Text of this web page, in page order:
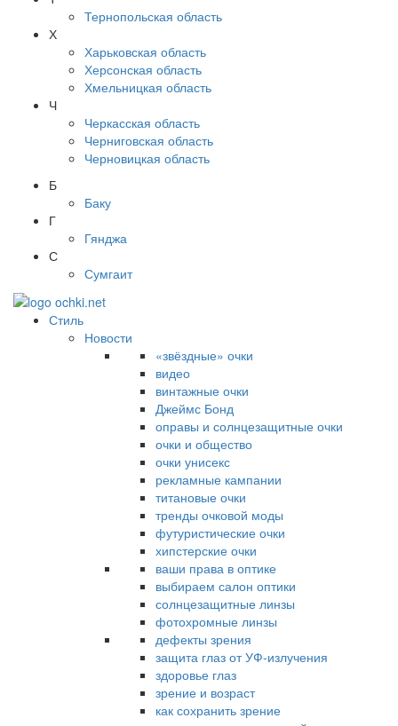
Тернопольская область
Х
Харьковская область
Херсонская область
Хмельницкая область
Ч
Черкасская область
Черниговская область
Черновицкая область
Б
Баку
Г
Гянджа
С
Сумгаит
Стиль
Новости
«звёздные» очки
видео
винтажные очки
Джеймс Бонд
оправы и солнцезащитные очки
очки и общество
очки унисекс
рекламные кампании
титановые очки
тренды очковой моды
футуристические очки
хипстерские очки
ваши права в оптике
выбираем салон оптики
солнцезащитные линзы
фотохромные линзы
дефекты зрения
защита глаз от УФ-излучения
здоровье глаз
зрение и возраст
как сохранить зрение